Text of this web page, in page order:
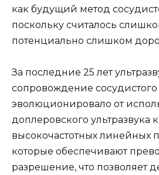
как будущий метод
поскольку считалось
потенциально слишком
За последние 25 лет
сопровождение сосудистого
эволюционировало от
доплеровского ультразвука
высокочастотных линейных
которые обеспечивают
разрешение, что позволяет